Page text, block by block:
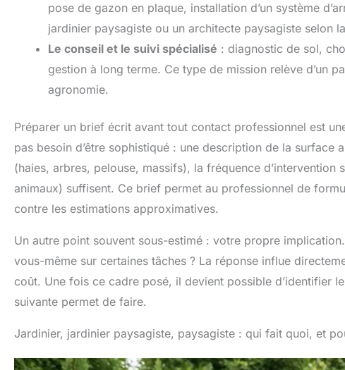
pose de gazon en plaque, installation d’un système
jardinier paysagiste ou un architecte paysagiste selon
Le conseil et le suivi spécialisé : diagnostic de sol,
gestion à long terme. Ce type de mission relève d’un
agronomie.
Préparer un brief écrit avant tout contact professionnel est
pas besoin d’être sophistiqué : une description de la
(haies, arbres, pelouse, massifs), la fréquence
animaux) suffisent. Ce brief permet au professionnel de
contre les estimations approximatives.
Un autre point souvent sous-estimé : votre propre
vous-même sur certaines tâches ? La réponse influe
coût. Une fois ce cadre posé, il devient possible d’identifier
suivante permet de faire.
Jardinier, jardinier paysagiste, paysagiste : qui fait quoi, et